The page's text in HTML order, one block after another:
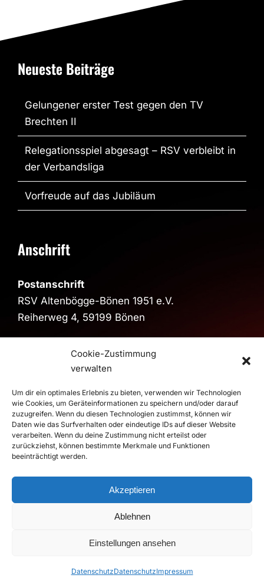
Cookie-Zustimmung
verwalten
Um dir ein optimales Erlebnis zu bieten, verwenden wir Technologien
wie Cookies, um Geräteinformationen zu speichern und/oder darauf
zuzugreifen. Wenn du diesen Technologien zustimmst, können wir
Daten wie das Surfverhalten oder eindeutige IDs auf dieser Website
verarbeiten. Wenn du deine Zustimmung nicht erteilst oder
zurückziehst, können bestimmte Merkmale und Funktionen
beeinträchtigt werden.
Akzeptieren
Ablehnen
Einstellungen ansehen
DatenschutzDatenschutzImpressum
Neueste Beiträge
Gelungener erster Test gegen den TV
Brechten II
Relegationsspiel abgesagt – RSV verbleibt in
der Verbandsliga
Vorfreude auf das Jubiläum
Anschrift
Postanschrift
RSV Altenbögge-Bönen 1951 e.V.
Reiherweg 4, 59199 Bönen
Sporthalle im Schulzentrum
>Route
© 2026 RSV Altenbögge-Bönen 1951 e.V. Handball - Die
Roten Teufel |Impressum|Datenschutz